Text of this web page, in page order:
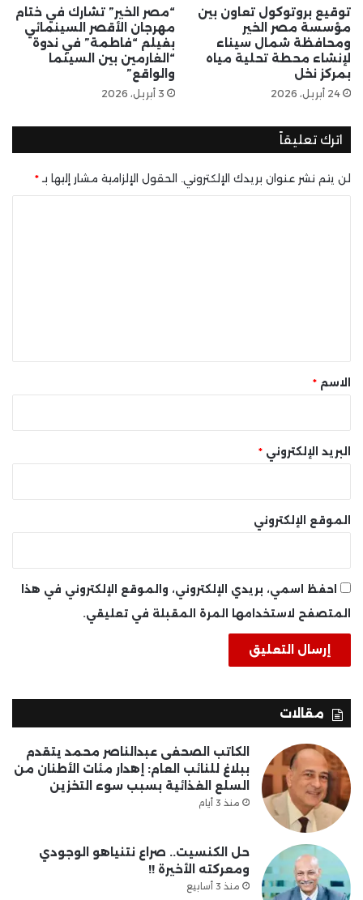
توقيع بروتوكول تعاون بين
مؤسسة مصر الخير
ومحافظة شمال سيناء
لإنشاء محطة تحلية مياه
بمركز نخل
24 أبريل، 2026
“مصر الخير” تشارك في ختام
مهرجان الأقصر السينمائي
بفيلم “فاطمة” في ندوة
“الغارمين بين السينما
والواقع”
3 أبريل، 2026
اترك تعليقاً
لن يتم نشر عنوان بريدك الإلكتروني. الحقول الإلزامية مشار إليها بـ *
* الاسم *
البريد الإلكتروني *
الموقع الإلكتروني
احفظ اسمي، بريدي الإلكتروني، والموقع الإلكتروني في هذا
المتصفح لاستخدامها المرة المقبلة في تعليقي.
مقالات
الكاتب الصحفى عبدالناصر محمد يتقدم
ببلاغ للنائب العام: إهدار مئات الأطنان من
السلع الغذائية بسبب سوء التخزين
منذ 3 أيام
حل الكنسيت.. صراع نتنياهو الوجودي
ومعركته الأخيرة !!
منذ 3 أسابيع